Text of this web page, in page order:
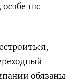
обязаны